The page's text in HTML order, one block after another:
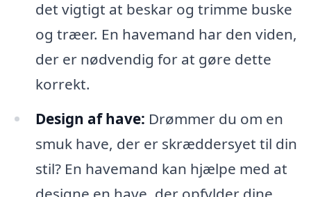
det vigtigt at beskar og trimme buske
og træer. En havemand har den viden,
der er nødvendig for at gøre dette
korrekt.
Design af have: Drømmer du om en
smuk have, der er skræddersyet til din
stil? En havemand kan hjælpe med at